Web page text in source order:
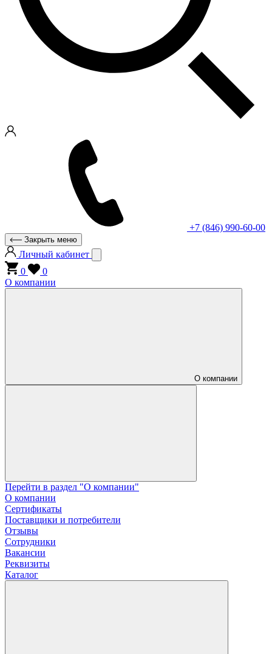
+7 (846) 990-60-00
Закрыть меню
Личный кабинет
0
0
О компании
О компании
Перейти в раздел "О компании"
О компании
Сертификаты
Поставщики и потребители
Отзывы
Сотрудники
Вакансии
Реквизиты
Каталог